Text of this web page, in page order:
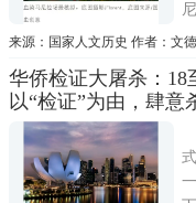
来源：国家人文历史 作者：文德
华侨检证大屠杀：18
以“检证”为由，肆意